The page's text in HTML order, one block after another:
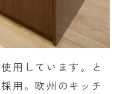
用しています。と
用。欧州のキッチ